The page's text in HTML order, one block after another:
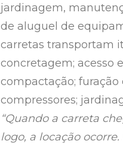
jardinagem,
de aluguel de
carretas transportam
concretagem; acesso
compactação;
compressores;
“Quando a carreta
logo, a locação